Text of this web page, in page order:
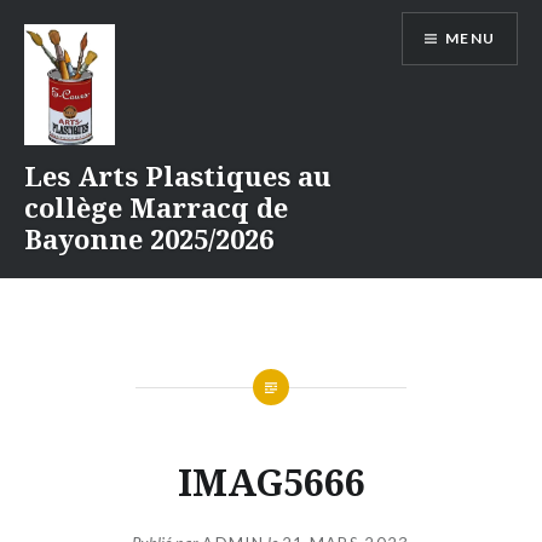
contenu
Les Arts Plastiques au
collège Marracq de
Bayonne 2025/2026
MENU
IMAG5666